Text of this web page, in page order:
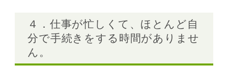
４．仕事が忙しくて、ほとんど自
分で手続きをする時間がありませ
ん。